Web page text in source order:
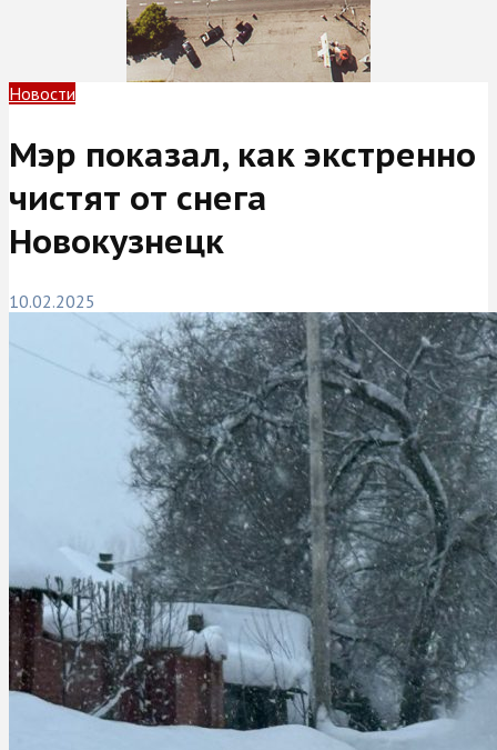
Новости
Мэр показал, как экстренно
чистят от снега
Новокузнецк
10.02.2025